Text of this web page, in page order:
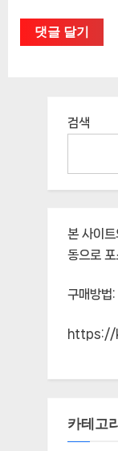
검색
본 사이
동으로
구매방법:
https://
카테고리